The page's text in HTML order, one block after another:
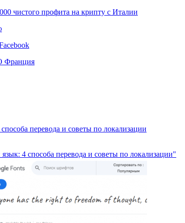
чистого профита на крипту с Италии
Франция
перевода и советы по локализации
4 способа перевода и советы по локализации"